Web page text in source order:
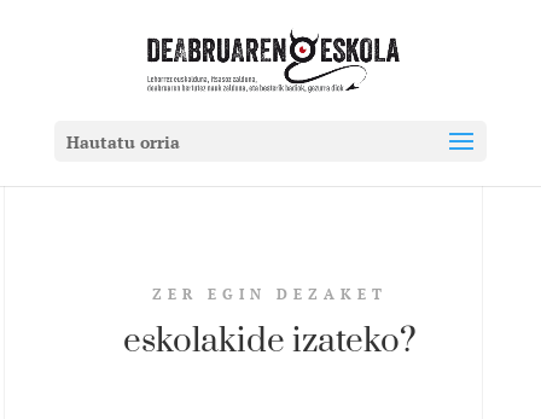
Hautatu orria
ZER EGIN DEZAKET
eskolakide izateko?